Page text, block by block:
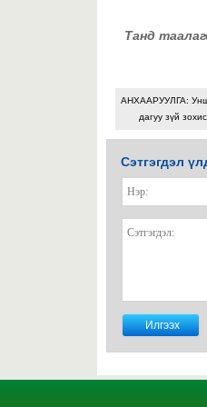
Танд
АНХААРУУЛГА:
дагуу зүй
Сэтгэгдэл